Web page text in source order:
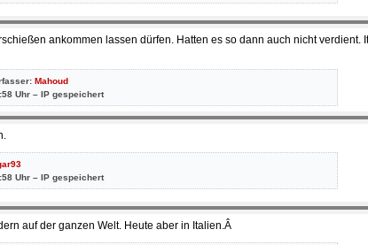
ankommen lassen dürfen. Hatten es so dann auch nicht verdient.
Mahoud
Uhr – IP gespeichert
Uhr – IP gespeichert
auf der ganzen Welt. Heute aber in Italien.Â